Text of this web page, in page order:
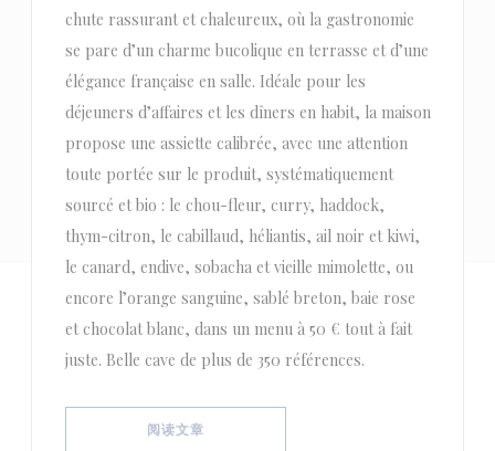
chute rassurant et chaleureux, où la gastronomie
se pare d’un charme bucolique en terrasse et d’une
élégance française en salle. Idéale pour les
déjeuners d’affaires et les dîners en habit, la maison
propose une assiette calibrée, avec une attention
toute portée sur le produit, systématiquement
sourcé et bio : le chou-fleur, curry, haddock,
thym-citron, le cabillaud, héliantis, ail noir et kiwi,
le canard, endive, sobacha et vieille mimolette, ou
encore l’orange sanguine, sablé breton, baie rose
et chocolat blanc, dans un menu à 50 € tout à fait
juste. Belle cave de plus de 350 références.
阅读文章((在新窗口中打开))